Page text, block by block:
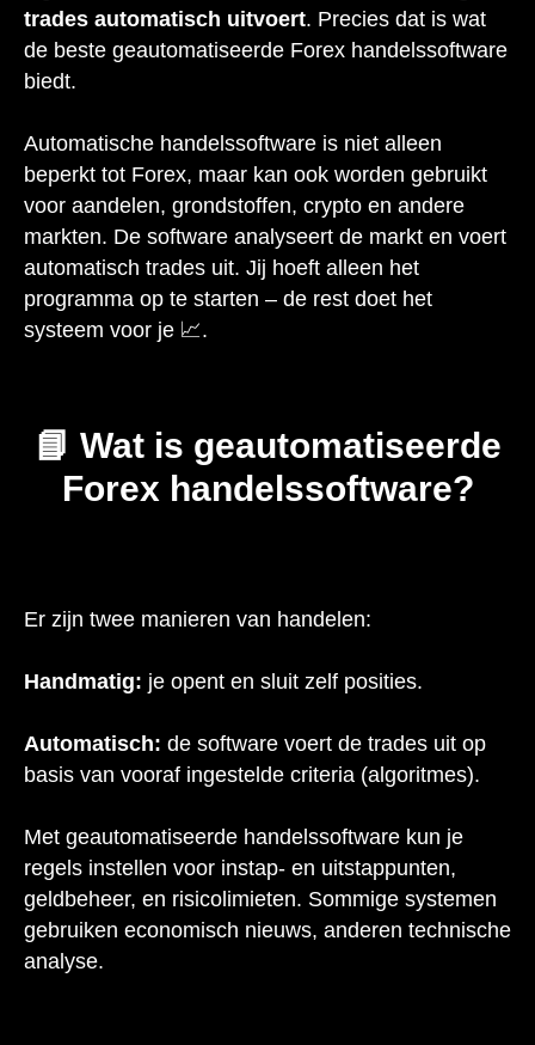
trades automatisch uitvoert. Precies dat is wat
de beste geautomatiseerde Forex handelssoftware
biedt.
Automatische handelssoftware is niet alleen
beperkt tot Forex, maar kan ook worden gebruikt
voor aandelen, grondstoffen, crypto en andere
markten. De software analyseert de markt en voert
automatisch trades uit. Jij hoeft alleen het
programma op te starten – de rest doet het
systeem voor je 📈.
📘 Wat is geautomatiseerde
Forex handelssoftware?
Er zijn twee manieren van handelen:
Handmatig: je opent en sluit zelf posities.
Automatisch: de software voert de trades uit op
basis van vooraf ingestelde criteria (algoritmes).
Met geautomatiseerde handelssoftware kun je
regels instellen voor instap- en uitstappunten,
geldbeheer, en risicolimieten. Sommige systemen
gebruiken economisch nieuws, anderen technische
analyse.